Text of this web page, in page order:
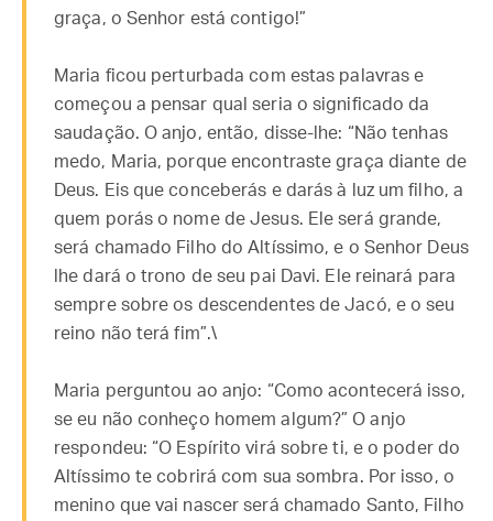
graça, o Senhor está contigo!”
Maria ficou perturbada com estas palavras e
começou a pensar qual seria o significado da
saudação. O anjo, então, disse-lhe: “Não tenhas
medo, Maria, porque encontraste graça diante de
Deus. Eis que conceberás e darás à luz um filho, a
quem porás o nome de Jesus. Ele será grande,
será chamado Filho do Altíssimo, e o Senhor Deus
lhe dará o trono de seu pai Davi. Ele reinará para
sempre sobre os descendentes de Jacó, e o seu
reino não terá fim”.\
Maria perguntou ao anjo: “Como acontecerá isso,
se eu não conheço homem algum?” O anjo
respondeu: “O Espírito virá sobre ti, e o poder do
Altíssimo te cobrirá com sua sombra. Por isso, o
menino que vai nascer será chamado Santo, Filho